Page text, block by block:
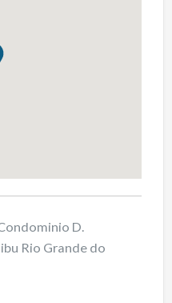
D.
Rio Grande do